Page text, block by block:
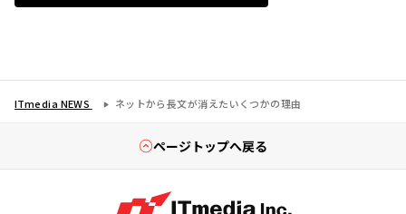
ITmedia NEWS ネットから長文が消えたいくつかの理由
ページトップへ戻る